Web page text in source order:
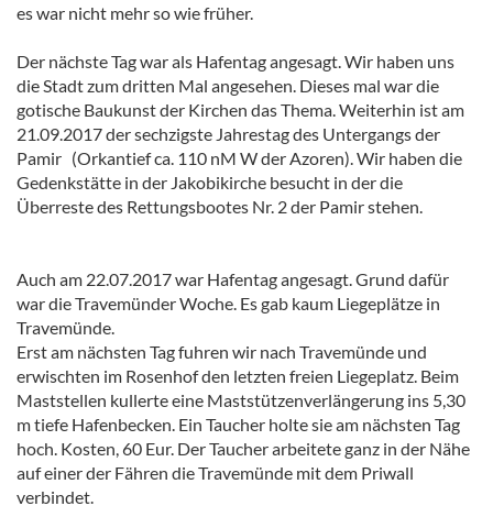
es war nicht mehr so wie früher.
Der nächste Tag war als Hafentag angesagt. Wir haben uns
die Stadt zum dritten Mal angesehen. Dieses mal war die
gotische Baukunst der Kirchen das Thema. Weiterhin ist am
21.09.2017 der sechzigste Jahrestag des Untergangs der
Pamir (Orkantief ca. 110 nM W der Azoren). Wir haben die
Gedenkstätte in der Jakobikirche besucht in der die
Überreste des Rettungsbootes Nr. 2 der Pamir stehen.
Auch am 22.07.2017 war Hafentag angesagt. Grund dafür
war die Travemünder Woche. Es gab kaum Liegeplätze in
Travemünde.
Erst am nächsten Tag fuhren wir nach Travemünde und
erwischten im Rosenhof den letzten freien Liegeplatz. Beim
Maststellen kullerte eine Maststützenverlängerung ins 5,30
m tiefe Hafenbecken. Ein Taucher holte sie am nächsten Tag
hoch. Kosten, 60 Eur. Der Taucher arbeitete ganz in der Nähe
auf einer der Fähren die Travemünde mit dem Priwall
verbindet.